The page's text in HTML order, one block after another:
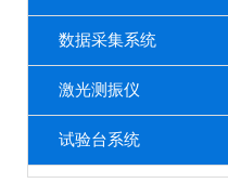
数据采集系统
激光测振仪
试验台系统